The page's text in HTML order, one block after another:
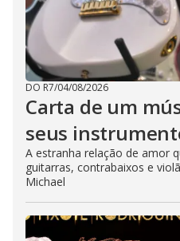
DO R7/04/08/2026
Carta de um
seus
A estranha relação de amor
guitarras, contrabaixos e
Michael